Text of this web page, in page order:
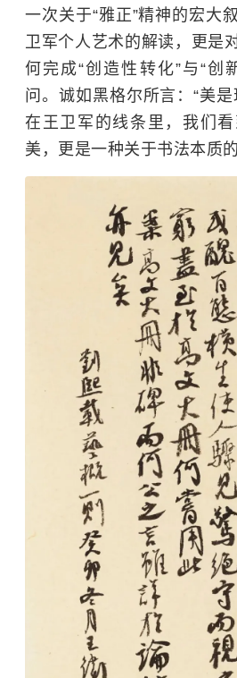
一次关于“雅正”精神的宏大
卫军个人艺术的解读，更是
何完成“创造性转化”与“创
问。诚如黑格尔所言：“美
在王卫军的线条里，我们
美，更是一种关于书法本质